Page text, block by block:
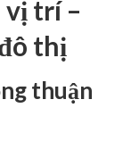
vị trí –
thị
thuận